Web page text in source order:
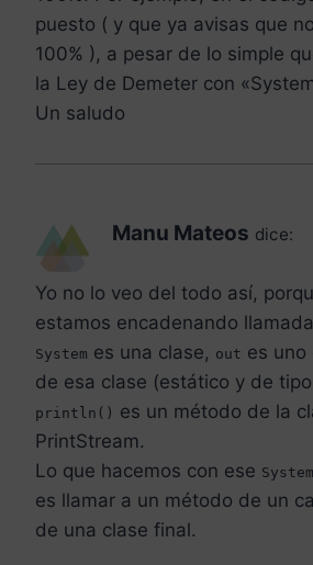
puesto ( y que ya avisas que
100% ), a pesar de lo simple
la Ley de Demeter con
Un saludo
Manu Mateos dice:
Yo no lo veo del todo así,
estamos encadenando
System es una clase, out es uno
de esa clase (estático y de
println() es un método de la
PrintStream.
Lo que hacemos con ese
es llamar a un método de un
de una clase final.